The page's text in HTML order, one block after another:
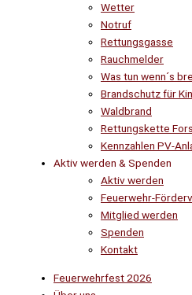
Wetter
Notruf
Rettungsgasse
Rauchmelder
Was tun wenn´s
Brandschutz für
Waldbrand
Rettungskette
Kennzahlen PV-
Aktiv werden & Spenden
Aktiv werden
Feuerwehr-
Mitglied werden
Spenden
Kontakt
Feuerwehrfest 2026